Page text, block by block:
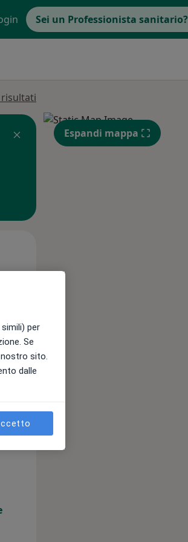
Sei un Professionista sanitario?
Mer,
Espandi mappa
per
Se
sito.
dalle